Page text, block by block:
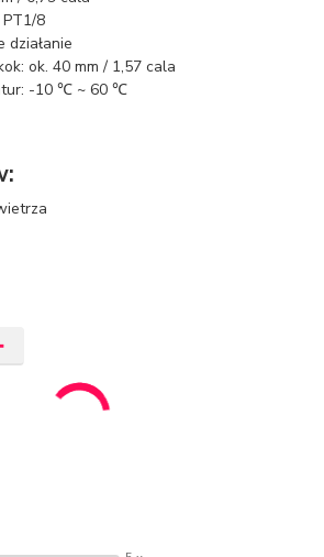
PT1/8
działanie
ok. 40 mm / 1,57 cala
-10 ℃ ~ 60 ℃